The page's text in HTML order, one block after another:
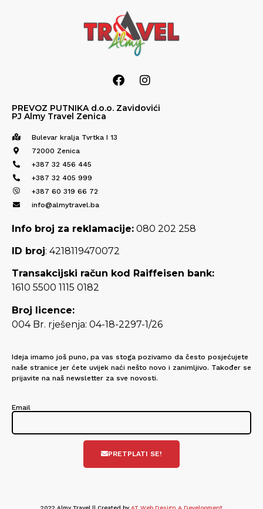
PREVOZ PUTNIKA d.o.o. Zavidovići
PJ Almy Travel Zenica
Bulevar kralja Tvrtka I 13
72000 Zenica
+387 32 456 445
+387 32 405 999
+387 60 319 66 72
info@almytravel.ba
Info broj za reklamacije: 080 202 258
ID broj: 4218119470072
Transakcijski račun kod Raiffeisen bank:
1610 5500 1115 0182
Broj licence:
004 Br. rješenja: 04-18-2297-1/26
Ideja imamo još puno, pa vas stoga pozivamo da često posjećujete
naše stranice jer ćete uvijek naći nešto novo i zanimljivo. Također se
prijavite na naš newsletter za sve novosti.
Email
PRETPLATI SE!
2022 Almy Travel || Created by AT Web Design & Development